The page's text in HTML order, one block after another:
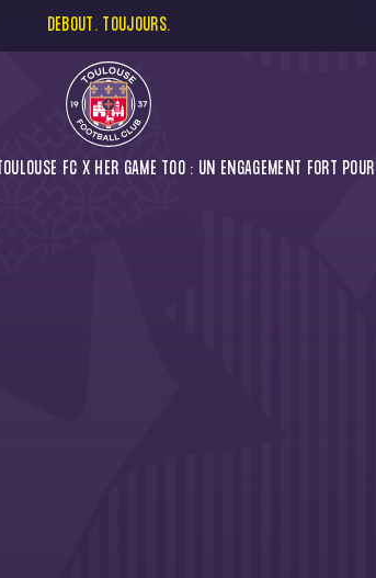
DEBOUT. TOUJOURS.
FC X HER GAME TOO : UN ENGAGEMENT FORT